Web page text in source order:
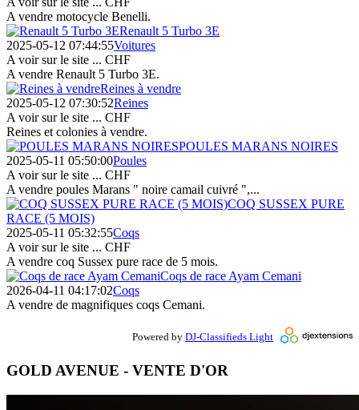
A vendre motocycle Benelli.
Renault 5 Turbo 3E
2025-05-12 07:44:55Voitures
A voir sur le site ... CHF
A vendre Renault 5 Turbo 3E.
Reines à vendre
2025-05-12 07:30:52Reines
A voir sur le site ... CHF
Reines et colonies à vendre.
POULES MARANS NOIRES
2025-05-11 05:50:00Poules
A voir sur le site ... CHF
A vendre poules Marans " noire camail cuivré ",...
COQ SUSSEX PURE
RACE (5 MOIS)
2025-05-11 05:32:55Coqs
A voir sur le site ... CHF
A vendre coq Sussex pure race de 5 mois.
Coqs de race Ayam Cemani
2026-04-11 04:17:02Coqs
A vendre de magnifiques coqs Cemani.
Powered by DJ-Classifieds Light
GOLD AVENUE - VENTE D'OR